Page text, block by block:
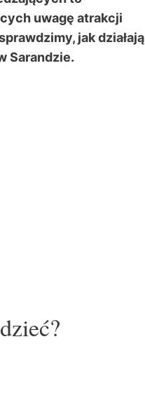
uwagę atrakcji
jak działają
Sarandzie.